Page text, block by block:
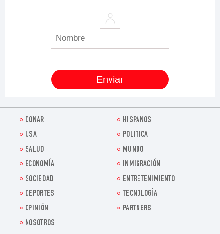
DONAR
HISPANOS
USA
POLITICA
SALUD
MUNDO
ECONOMÍA
INMIGRACIÓN
SOCIEDAD
ENTRETENIMIENTO
DEPORTES
TECNOLOGÍA
OPINIÓN
PARTNERS
NOSOTROS